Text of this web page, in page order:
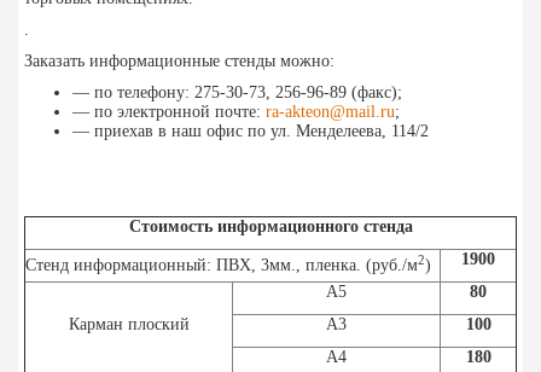
Заказать информационные стенды можно:
— по телефону: 275-30-73, 256-96-89 (факс);
— по электронной почте: ra-akteon@mail.ru;
— приехав в наш офис по ул. Менделеева, 114/2
Стоимость информационного стенда
Стенд информационный: ПВХ, 3мм., пленка. (руб./м2) 1900
Карман плоский
А5
80
А3
100
А4
180